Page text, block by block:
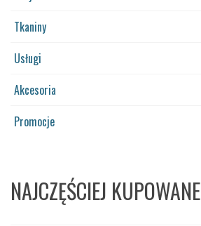
Tkaniny
Usługi
Akcesoria
Promocje
NAJCZĘŚCIEJ KUPOWANE